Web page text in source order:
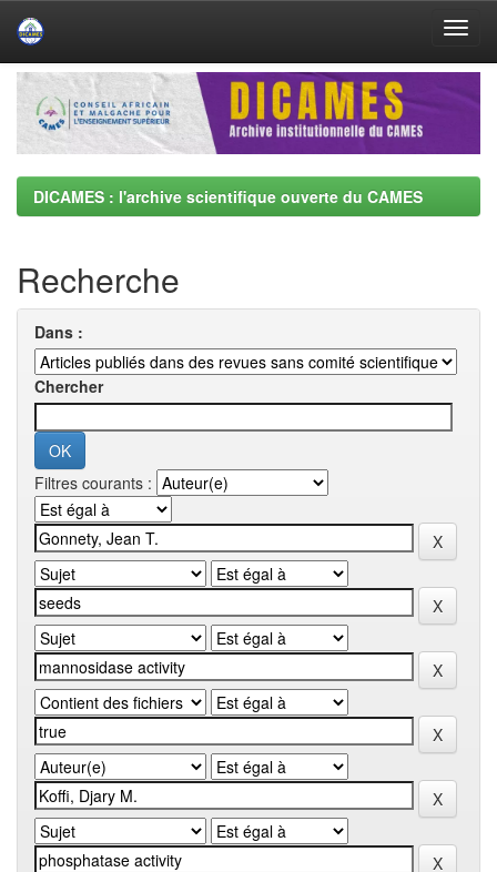
Skip
navigation
DICAMES : l'archive scientifique ouverte du CAMES
Recherche
Dans :
Chercher
Filtres courants :